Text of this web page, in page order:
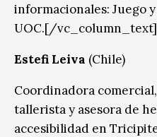
informacionales: Juego
UOC.[/vc_column_text]
Estefi Leiva (Chile)
Coordinadora
tallerista y asesora de
accesibilidad en